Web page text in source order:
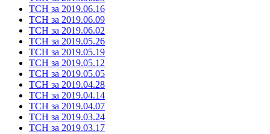
ТСН за 2019.06.16
ТСН за 2019.06.09
ТСН за 2019.06.02
ТСН за 2019.05.26
ТСН за 2019.05.19
ТСН за 2019.05.12
ТСН за 2019.05.05
ТСН за 2019.04.28
ТСН за 2019.04.14
ТСН за 2019.04.07
ТСН за 2019.03.24
ТСН за 2019.03.17